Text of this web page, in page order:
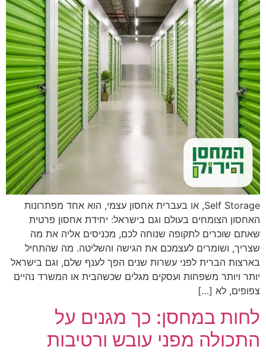
Self Storage, או בעברית אחסון עצמי, הוא אחד מפתרונות
האחסון הצומחים בעולם וגם בישראל: יחידת אחסון פרטית
שאתם שוכרים לתקופה שנוחה לכם, מכניסים אליה את מה
שצריך, ושומרים לעצמכם את הגישה והשליטה. מה שהתחיל
בארצות הברית לפני עשרות שנים הפך לענף שלם, וגם בישראל
יותר ויותר משפחות ועסקים מגלים שכשהבית או המשרד נהיים
צפופים, לא […]
לחות במחסן: כך מגנים על
התכולה מפני עובש ורטיבות